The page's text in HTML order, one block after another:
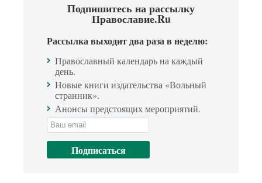
Подпишитесь на рассылку
Православие.Ru
Рассылка выходит два раза в неделю:
Православный календарь на каждый
день.
Новые книги издательства «Вольный
странник».
Анонсы предстоящих мероприятий.